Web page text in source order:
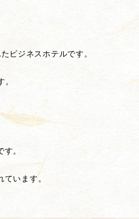
ビジネスホテルです。
。
います。